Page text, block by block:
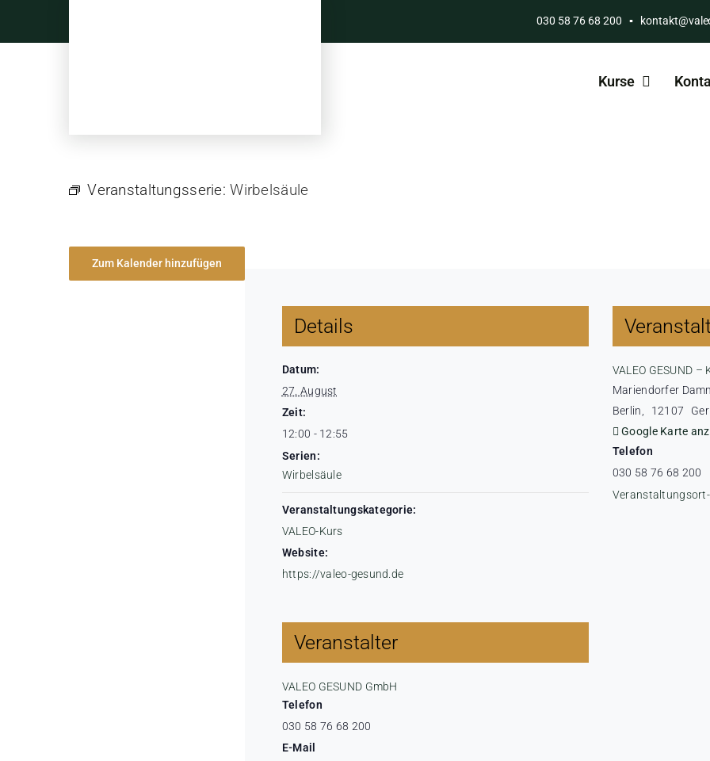
030 58 76 68 200 ▪
Kurse
Veranstaltungsserie:Wirbelsäule
Zum Kalender hinzufügen
Details
Datum:
27. August
Zeit:
12:00 - 12:55
Serien:
Wirbelsäule
Veranstaltungskategorie:
VALEO-Kurs
Website:
https://valeo-gesund.de
Veranstalter
VALEO GESUND GmbH
Telefon
030 58 76 68 200
E-Mail
VALEO GESUND –
Mariendorfer
Berlin
12107
Google Karte
Telefon
030 58 76 68 200